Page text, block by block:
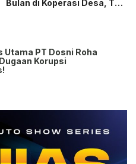
Bulan di Koperasi Desa, Tuai
Utama PT Dosni Roha
Korupsi